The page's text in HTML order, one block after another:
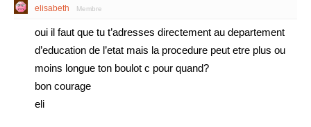
elisabeth Membre
oui il faut que tu t’adresses directement au departement
d’education de l’etat mais la procedure peut etre plus ou
moins longue ton boulot c pour quand?
bon courage
eli